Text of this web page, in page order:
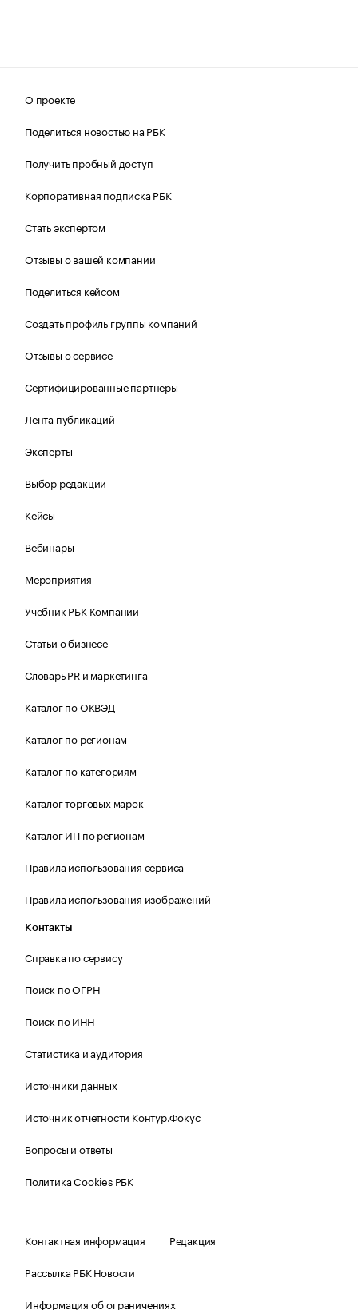
О проекте
Поделиться новостью на РБК
Получить пробный доступ
Корпоративная подписка РБК
Стать экспертом
Отзывы о вашей компании
Поделиться кейсом
Создать профиль группы компаний
Отзывы о сервисе
Сертифицированные партнеры
Лента публикаций
Эксперты
Выбор редакции
Кейсы
Вебинары
Мероприятия
Учебник РБК Компании
Статьи о бизнесе
Словарь PR и маркетинга
Каталог по ОКВЭД
Каталог по регионам
Каталог по категориям
Каталог торговых марок
Каталог ИП по регионам
Правила использования сервиса
Правила использования изображений
Контакты
Справка по сервису
Поиск по ОГРН
Поиск по ИНН
Статистика и аудитория
Источники данных
Источник отчетности Контур.Фокус
Вопросы и ответы
Политика Cookies РБК
Контактная информация
Редакция
Рассылка РБК Новости
Информация об ограничениях